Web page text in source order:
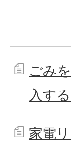
ごみ
入す
家電